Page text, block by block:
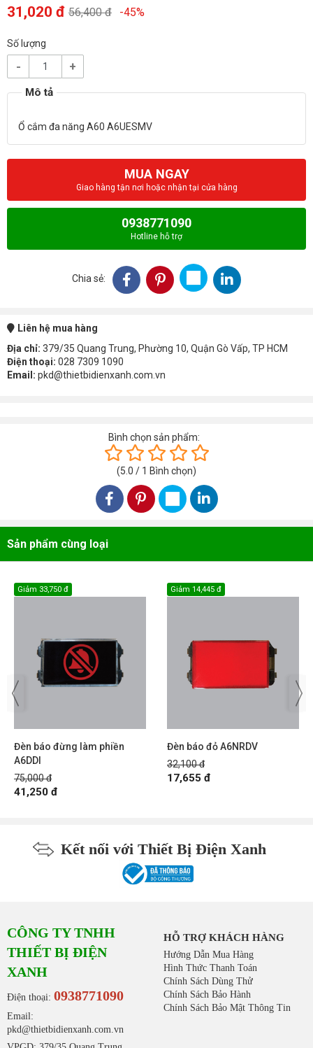
31,020 đ 56,400 đ -45%
Số lượng
- +
MUA NGAY
Giao hàng tận nơi hoặc nhận tại cửa hàng
0938771090
Hotline hỗ trợ
Chia sẻ:
Liên hệ mua hàng
Địa chỉ: 379/35 Quang Trung, Phường 10, Quận Gò Vấp, TP HCM
Điện thoại: 028 7309 1090
Email: pkd@thietbidienxanh.com.vn
Bình chọn sản phẩm:
(5.0 / 1 Bình chọn)
Sản phẩm cùng loại
Đèn báo đừng làm phiền
A6DDI
75,000 đ
Giảm 33,750 đ
41,250 đ
Đèn báo đỏ A6NRDV
32,100 đ
Giảm 14,445 đ
17,655 đ
Kết nối với Thiết Bị Điện Xanh
CÔNG TY TNHH
THIẾT BỊ ĐIỆN
XANH
Điện thoại: 0938771090
Email:
pkd@thietbidienxanh.com.vn
HỖ TRỢ KHÁCH HÀNG
Hướng Dẫn Mua Hàng
Hình Thức Thanh Toán
Chính Sách Dùng Thử
Chính Sách Bảo Hành
Chính Sách Bảo Mật Thông Tin